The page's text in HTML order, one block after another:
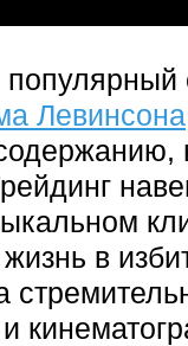
Левинсона
в